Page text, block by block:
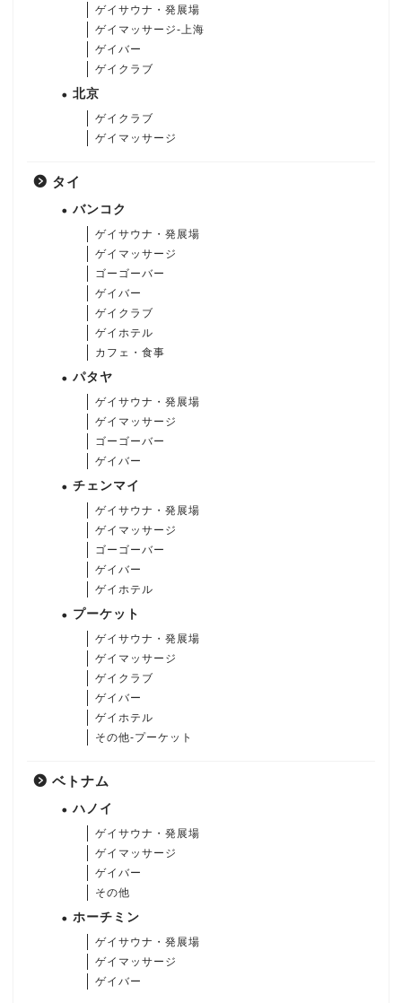
ゲイサウナ・発展場
ゲイマッサージ-上海
ゲイバー
ゲイクラブ
北京
ゲイクラブ
ゲイマッサージ
タイ
バンコク
ゲイサウナ・発展場
ゲイマッサージ
ゴーゴーバー
ゲイバー
ゲイクラブ
ゲイホテル
カフェ・食事
パタヤ
ゲイサウナ・発展場
ゲイマッサージ
ゴーゴーバー
ゲイバー
チェンマイ
ゲイサウナ・発展場
ゲイマッサージ
ゴーゴーバー
ゲイバー
ゲイホテル
プーケット
ゲイサウナ・発展場
ゲイマッサージ
ゲイクラブ
ゲイバー
ゲイホテル
その他-プーケット
ベトナム
ハノイ
ゲイサウナ・発展場
ゲイマッサージ
ゲイバー
その他
ホーチミン
ゲイサウナ・発展場
ゲイマッサージ
ゲイバー